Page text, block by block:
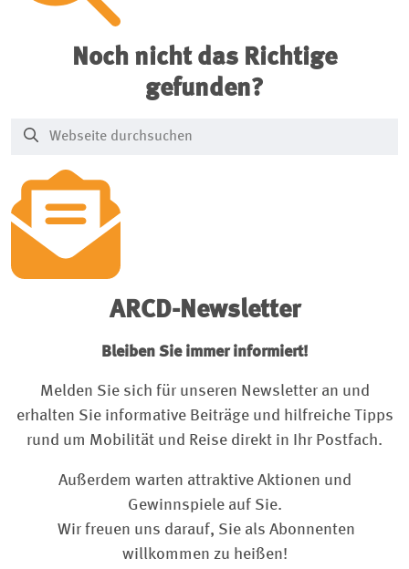
Noch nicht das Richtige
gefunden?
ARCD-Newsletter
Bleiben Sie immer informiert!
Melden Sie sich für unseren Newsletter an und
erhalten Sie informative Beiträge und hilfreiche Tipps
rund um Mobilität und Reise direkt in Ihr Postfach.
Außerdem warten attraktive Aktionen und
Gewinnspiele auf Sie.
Wir freuen uns darauf, Sie als Abonnenten
willkommen zu heißen!